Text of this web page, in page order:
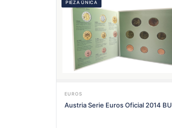
PIEZA ÚNICA
EUROS
Austria Serie Euros Oficial 2014 BU